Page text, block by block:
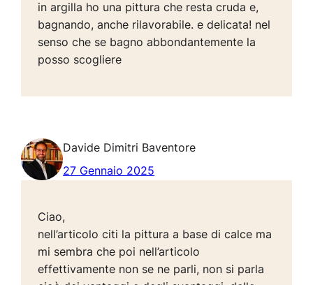
in argilla ho una pittura che resta cruda e,
bagnando, anche rilavorabile. e delicata! nel
senso che se bagno abbondantemente la
posso scogliere
Davide Dimitri Baventore
27 Gennaio 2025
Ciao,
nell’articolo citi la pittura a base di calce ma
mi sembra che poi nell’articolo
effettivamente non se ne parli, non si parla